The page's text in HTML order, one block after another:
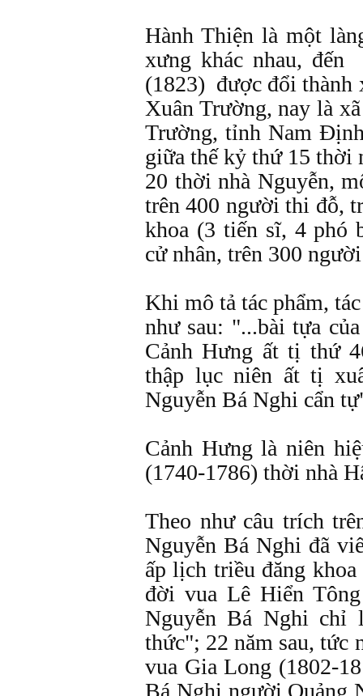
Hành Thiện là một
xưng khác nhau,
(1823) được đổi thành
Xuân Trường, nay là
Trường, tỉnh Nam
giữa thế kỷ thứ 15 thời
20 thời nhà Nguyễn,
trên 400 người thi đỗ,
khoa (3 tiến sĩ, 4 phó
cử nhân, trên 300
Khi mô tả tác phẩm,
như sau: "...bài tựa
Cảnh Hưng ất tị thứ
thập lục niên ất tị
Nguyễn Bá Nghi cẩn
Cảnh Hưng là niên
(1740-1786) thời nhà
Theo như câu trích
Nguyễn Bá Nghi đã
ấp lịch triều đăng
đời vua Lê Hiển
Nguyễn Bá Nghi chỉ
thức"; 22 năm sau, tức
vua Gia Long (1802-
Bá Nghi người Quảng